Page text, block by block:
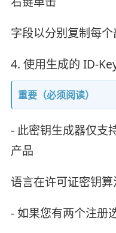
字段以分别复制每个
4. 使用生成的 ID-
重要（必须阅读）
- 此密钥生成器仅支
产品
语言在许可证密钥算
- 如果您有两个注册